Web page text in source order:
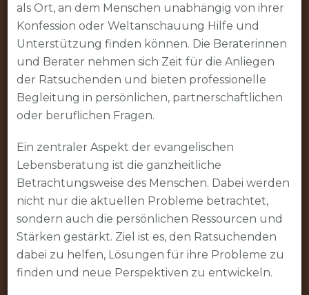
als Ort, an dem Menschen unabhängig von ihrer
Konfession oder Weltanschauung Hilfe und
Unterstützung finden können. Die Beraterinnen
und Berater nehmen sich Zeit für die Anliegen
der Ratsuchenden und bieten professionelle
Begleitung in persönlichen, partnerschaftlichen
oder beruflichen Fragen.
Ein zentraler Aspekt der evangelischen
Lebensberatung ist die ganzheitliche
Betrachtungsweise des Menschen. Dabei werden
nicht nur die aktuellen Probleme betrachtet,
sondern auch die persönlichen Ressourcen und
Stärken gestärkt. Ziel ist es, den Ratsuchenden
dabei zu helfen, Lösungen für ihre Probleme zu
finden und neue Perspektiven zu entwickeln.